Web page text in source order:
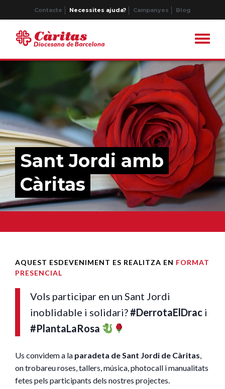
Contacte Necessites ajuda? Campanyes Blog
Sant Jordi amb
Càritas
AQUEST ESDEVENIMENT ES REALITZA EN FORMAT
PRESENCIAL
Vols participar en un Sant Jordi
inoblidable i solidari?#DerrotaElDrac i
#PlantaLaRosa
Us convidem a la paradeta de Sant Jordi de Càritas,
on trobareu roses, tallers, música, photocall i manualitats
fetes pels participants dels nostres projectes.